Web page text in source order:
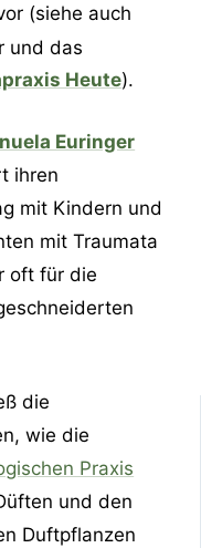
(siehe auch
und das
Heute).
Euringer
ihren
mit Kindern und
mit Traumata
oft für die
die
wie die
Praxis
und den
Duftpflanzen